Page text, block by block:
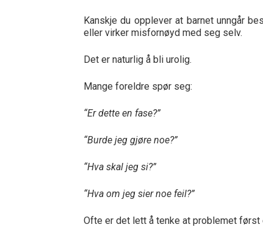
Kanskje du opplever at barnet unngår
eller virker misfornøyd med seg selv.
Det er naturlig å bli urolig.
Mange foreldre spør seg:
“Er dette en fase?”
“Burde jeg gjøre noe?”
“Hva skal jeg si?”
“Hva om jeg sier noe feil?”
Ofte er det lett å tenke at problemet